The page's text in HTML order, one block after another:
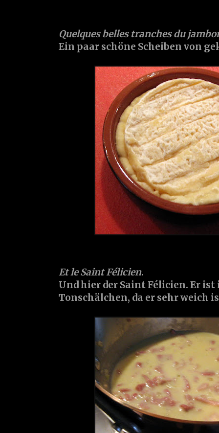
Quelques belles tranches du
Ein paar schöne Scheiben von
Et le Saint Félicien.
Und hier der Saint Félicien. Er
Tonschälchen, da er sehr weich